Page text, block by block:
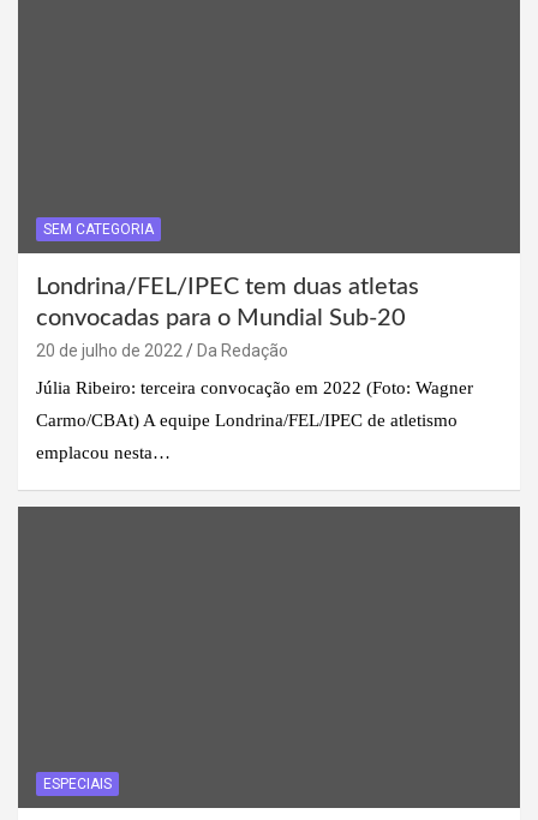
SEM CATEGORIA
Londrina/FEL/IPEC tem duas atletas
convocadas para o Mundial Sub-20
20 de julho de 2022
Da Redação
Júlia Ribeiro: terceira convocação em 2022 (Foto: Wagner
Carmo/CBAt) A equipe Londrina/FEL/IPEC de atletismo
emplacou nesta…
ESPECIAIS